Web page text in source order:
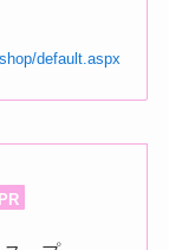
default.aspx
PR